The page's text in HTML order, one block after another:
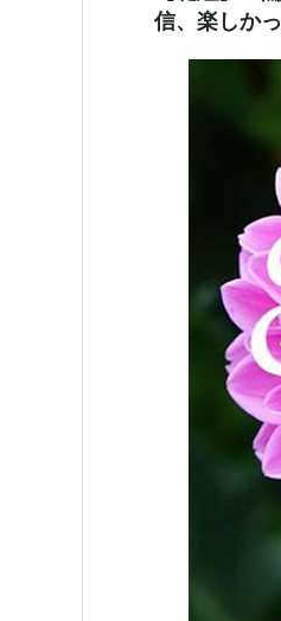
信、楽しか